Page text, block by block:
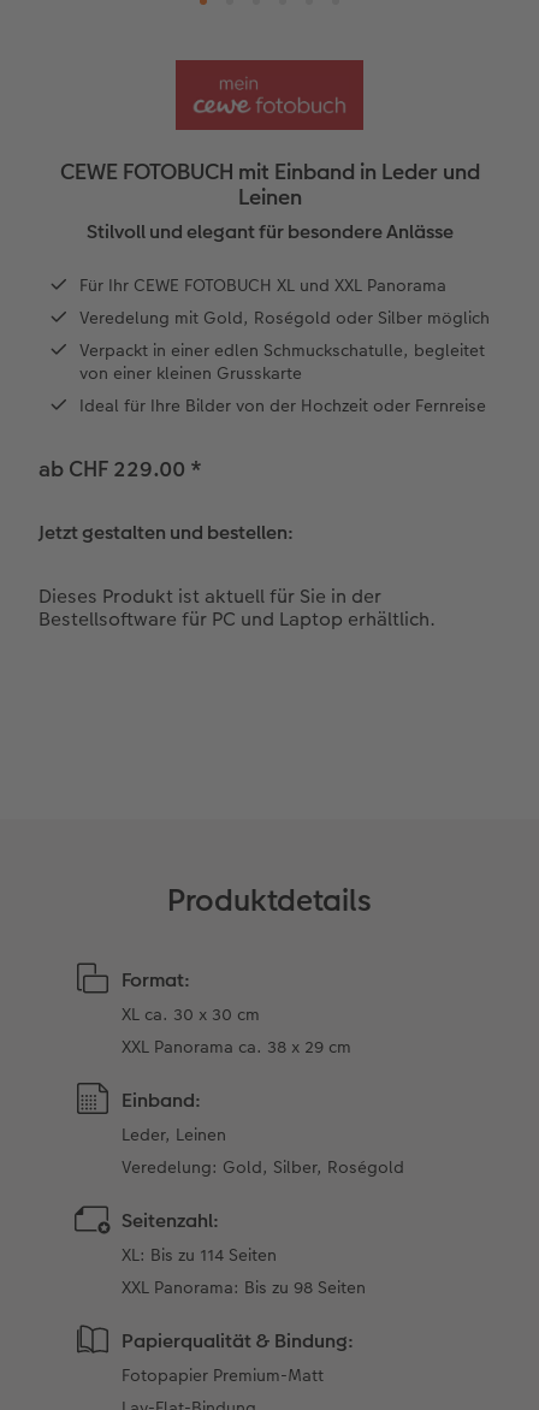
Personalisierter Schuber
CEWE FOTOBUCH Kids
Erste Schritte
Bestellwege
Coffeetable Book «Art Collection»
Matte Prints
Sofortfotos
Passfotos
Photo Streetmap Poster
Alu Dibond
Foto auf Holz
Wandgestaltung
Weitere Anlässe
Fotokarten
Einzelkarten im Direktversand
Dekoration
Schule & Büro
Faber-Castell
Art Prints
Foto-Leckerlidose
Wandkalender mit Design
Wandkalender A4 Panorama
Tischkalender Quadratisch
Zubehör
Sofortgrusskarten
Sofortcollagen
Biometrische Passfotos
Filiale finden
Zum Geburtstag
Geschenke zum Abschied
für Brautpaare
für den JGA
Hochzeit
Fotowettbewerbe
App
CEWE FOTOBUCH mit Einband in Leder und
Leinen
Stilvoll und elegant für besondere Anlässe
Für Ihr CEWE FOTOBUCH XL und XXL Panorama
Veredelung mit Gold, Roségold oder Silber möglich
Verpackt in einer edlen Schmuckschatulle, begleitet
von einer kleinen Grusskarte
Ideal für Ihre Bilder von der Hochzeit oder Fernreise
ab CHF 229.00 *
Jetzt gestalten und bestellen:
Produktdetails
Format:
XL ca. 30 x 30 cm
XXL Panorama ca. 38 x 29 cm
Einband:
Leder, Leinen
Veredelung: Gold, Silber, Roségold
Seitenzahl:
XL: Bis zu 114 Seiten
XXL Panorama: Bis zu 98 Seiten
Papierqualität & Bindung:
Fotopapier Premium-Matt